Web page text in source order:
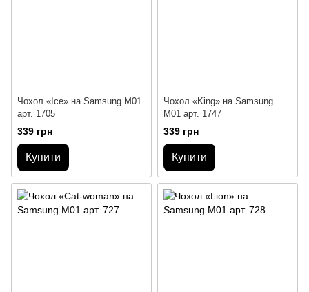
Чохол «Ice» на Samsung M01
арт. 1705
339 грн
Купити
Чохол «King» на Samsung
M01 арт. 1747
339 грн
Купити